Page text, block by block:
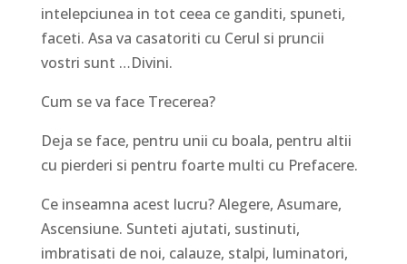
intelepciunea in tot ceea ce ganditi, spuneti,
faceti. Asa va casatoriti cu Cerul si pruncii
vostri sunt …Divini.
Cum se va face Trecerea?
Deja se face, pentru unii cu boala, pentru altii
cu pierderi si pentru foarte multi cu Prefacere.
Ce inseamna acest lucru? Alegere, Asumare,
Ascensiune. Sunteti ajutati, sustinuti,
imbratisati de noi, calauze, stalpi, luminatori,